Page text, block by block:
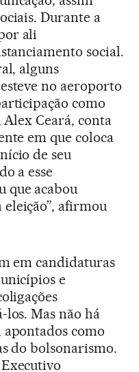
Durante a
ali
social.
alguns
no aeroporto
como
Ceará, conta
em que coloca
de seu
a esse
que acabou
afirmou
em candidaturas
e
Mas não há
apontados como
do bolsonarismo.